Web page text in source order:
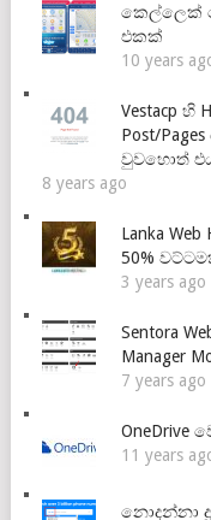
කෙල්ලෙක්
එකක්
10 years
Vestacp හි
Post/
වුවහොත්
8 years ago
Lanka
50%
3 years ago
Sentora
Manager
7 years ago
11 years
නොදන්නා